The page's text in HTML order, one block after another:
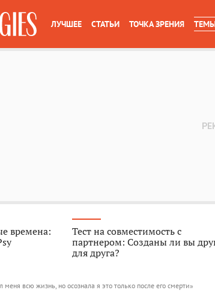
ЛУЧШЕЕ СТАТЬИ ТОЧКА ЗРЕНИЯ
времена:
Тест на совместимость с
партнером: Созданы ли вы
для друга?
меня всю жизнь, но осознала я это только после его смерти»